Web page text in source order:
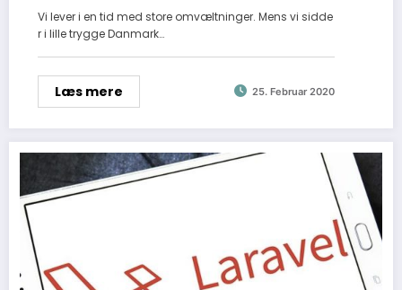
Vi lever i en tid med store omvæltninger. Mens vi sidde
r i lille trygge Danmark…
Læs mere 25. Februar 2020